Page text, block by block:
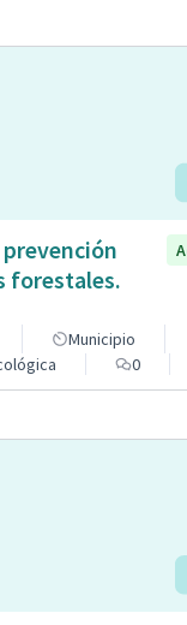
forestales.
Municipio
0